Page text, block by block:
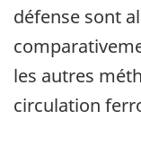
défense sont
les autres
circulation